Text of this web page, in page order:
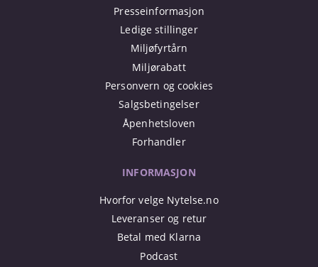
Presseinformasjon
Ledige stillinger
Miljøfyrtårn
Miljørabatt
Personvern og cookies
Salgsbetingelser
Åpenhetsloven
Forhandler
INFORMASJON
Hvorfor velge Nytelse.no
Leveranser og retur
Betal med Klarna
Podcast